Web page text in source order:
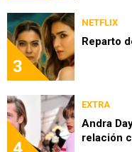
3
NETFLIX
Reparto
EXTRA
Andra
relación